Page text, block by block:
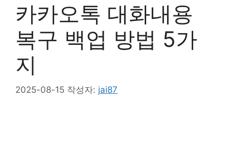
카카오톡 대화내용
복구 백업 방법 5가
지
2025-08-15 작성자: jai87